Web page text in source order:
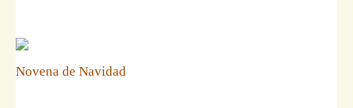
Novena de Navidad